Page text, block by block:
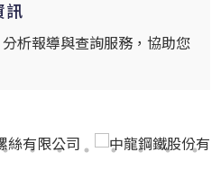
訊
析報導與查詢服務，協助您